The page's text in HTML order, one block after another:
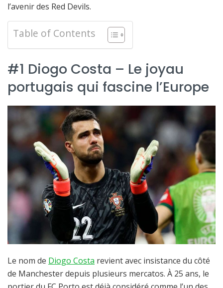
l’avenir des Red Devils.
Table of Contents
#1 Diogo Costa – Le joyau
portugais qui fascine l’Europe
Le nom de Diogo Costa revient avec insistance du côté
de Manchester depuis plusieurs mercatos. À 25 ans, le